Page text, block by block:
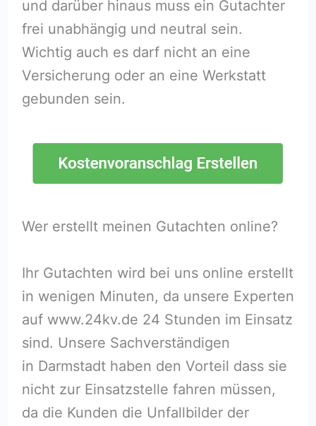
und darüber hinaus muss ein Gutachter
frei unabhängig und neutral sein.
Wichtig auch es darf nicht an eine
Versicherung oder an eine Werkstatt
gebunden sein.
Wer erstellt meinen Gutachten online?
Ihr Gutachten wird bei uns online erstellt
in wenigen Minuten, da unsere Experten
auf www.24kv.de 24 Stunden im Einsatz
sind. Unsere Sachverständigen
in Darmstadt haben den Vorteil dass sie
nicht zur Einsatzstelle fahren müssen,
da die Kunden die Unfallbilder der